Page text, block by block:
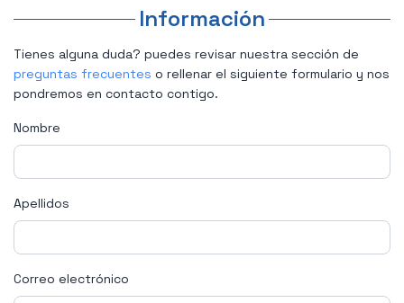
Información
Tienes alguna duda? puedes revisar nuestra sección de
preguntas frecuentes o rellenar el siguiente formulario y nos
pondremos en contacto contigo.
Nombre
Apellidos
Correo electrónico